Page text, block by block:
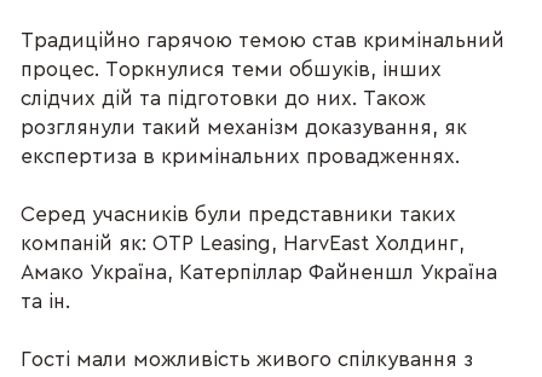
Традиційно гарячою темою став кримінальний
процес. Торкнулися теми обшуків, інших
слідчих дій та підготовки до них. Також
розглянули такий механізм доказування, як
експертиза в кримінальних провадженнях.
Серед учасників були представники таких
компаній як: OTP Leasing, HarvEast Холдинг,
Амако Україна, Катерпіллар Файненшл Україна
та ін.
Гості мали можливість живого спілкування з